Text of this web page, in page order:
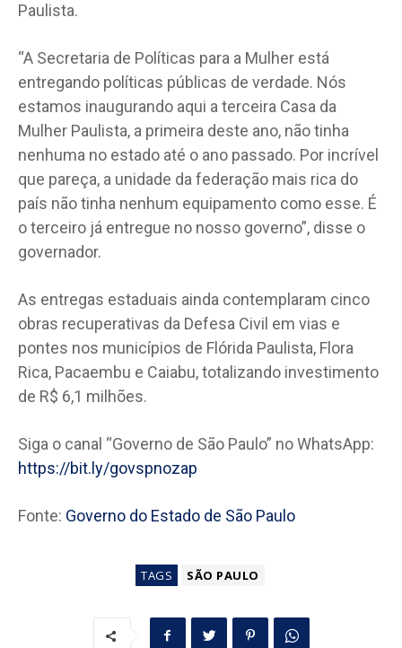
Paulista.
“A Secretaria de Políticas para a Mulher está
entregando políticas públicas de verdade. Nós
estamos inaugurando aqui a terceira Casa da
Mulher Paulista, a primeira deste ano, não tinha
nenhuma no estado até o ano passado. Por incrível
que pareça, a unidade da federação mais rica do
país não tinha nenhum equipamento como esse. É
o terceiro já entregue no nosso governo”, disse o
governador.
As entregas estaduais ainda contemplaram cinco
obras recuperativas da Defesa Civil em vias e
pontes nos municípios de Flórida Paulista, Flora
Rica, Pacaembu e Caiabu, totalizando investimento
de R$ 6,1 milhões.
Siga o canal “Governo de São Paulo” no WhatsApp:
https://bit.ly/govspnozap
Fonte: Governo do Estado de São Paulo
TAGS SÃO PAULO